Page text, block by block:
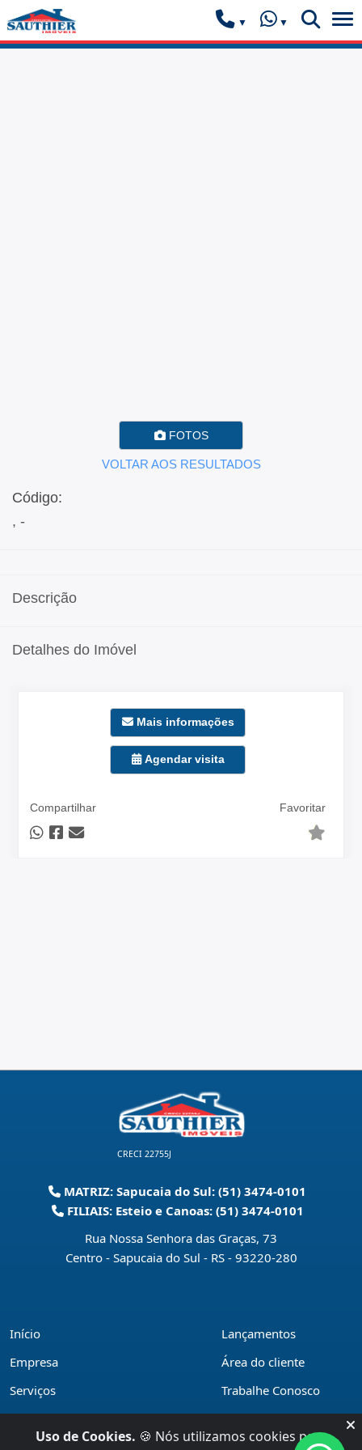
FOTOS
VOLTAR AOS RESULTADOS
Código:
, -
Descrição
Detalhes do Imóvel
Mais informações
Agendar visita
Compartilhar Favoritar
CRECI 22755J
MATRIZ: Sapucaia do Sul: (51) 3474-0101
FILIAIS: Esteio e Canoas: (51) 3474-0101
Rua Nossa Senhora das Graças, 73
Centro - Sapucaia do Sul - RS - 93220-280
Início
Empresa
Serviços
Financiamentos
Lançamentos
Área do cliente
Trabalhe Conosco
Políticas de privacidade
Uso de Cookies. 🍪 Nós utilizamos cookies para